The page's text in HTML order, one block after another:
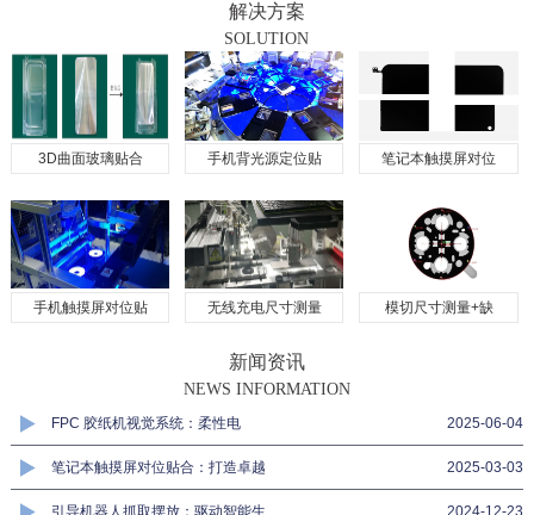
解决方案
SOLUTION
3D曲面玻璃贴合 手机背光源定位贴 笔记本触摸屏对位
手机触摸屏对位贴 无线充电尺寸测量 模切尺寸测量+缺
新闻资讯
NEWS INFORMATION
FPC 胶纸机视觉系统：柔性电 2025-06-04
笔记本触摸屏对位贴合：打造卓越 2025-03-03
引导机器人抓取摆放：驱动智能生 2024-12-23